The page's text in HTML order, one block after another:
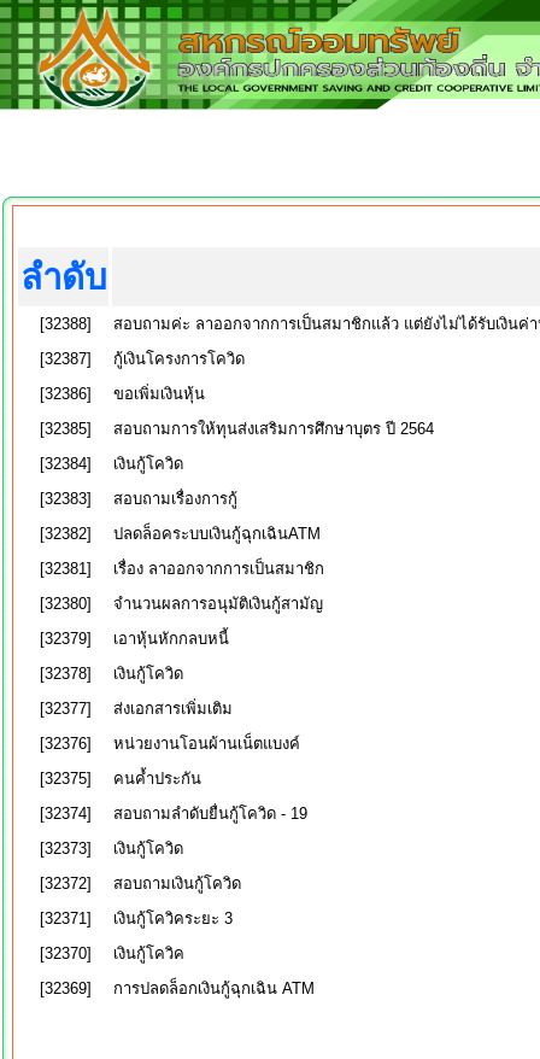
ลำดับ
[32388]
สอบถามค่ะ ลาออกจากการเป็นสมาชิกแล้ว แต่ยังไม่ได้รับเงินค่
[32387]
กู้เงินโครงการโควิด
[32386]
ขอเพิ่มเงินหุ้น
[32385]
สอบถามการให้ทุนส่งเสริมการศึกษาบุตร ปี 2564
[32384]
เงินกู้โควิด
[32383]
สอบถามเรื่องการกู้
[32382]
ปลดล็อคระบบเงินกู้ฉุกเฉินATM
[32381]
เรื่อง ลาออกจากการเป็นสมาชิก
[32380]
จำนวนผลการอนุมัติเงินกู้สามัญ
[32379]
เอาหุ้นหักกลบหนี้
[32378]
เงินกู้โควิด
[32377]
ส่งเอกสารเพิ่มเติม
[32376]
หน่วยงานโอนผ้านเน็ตแบงค์
[32375]
คนค้ำประกัน
[32374]
สอบถามลำดับยื่นกู้โควิด - 19
[32373]
เงินกู้โควิด
[32372]
สอบถามเงินกู้โควิด
[32371]
เงินกู้โควิคระยะ 3
[32370]
เงินกู้โควิค
[32369]
การปลดล็อกเงินกู้ฉุกเฉิน ATM